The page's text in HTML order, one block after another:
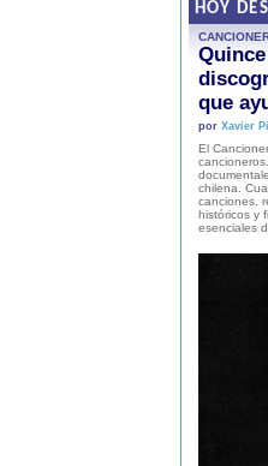
HOY
que
por Xavier
El
chilena.
canciones,
históricos y
esenciales